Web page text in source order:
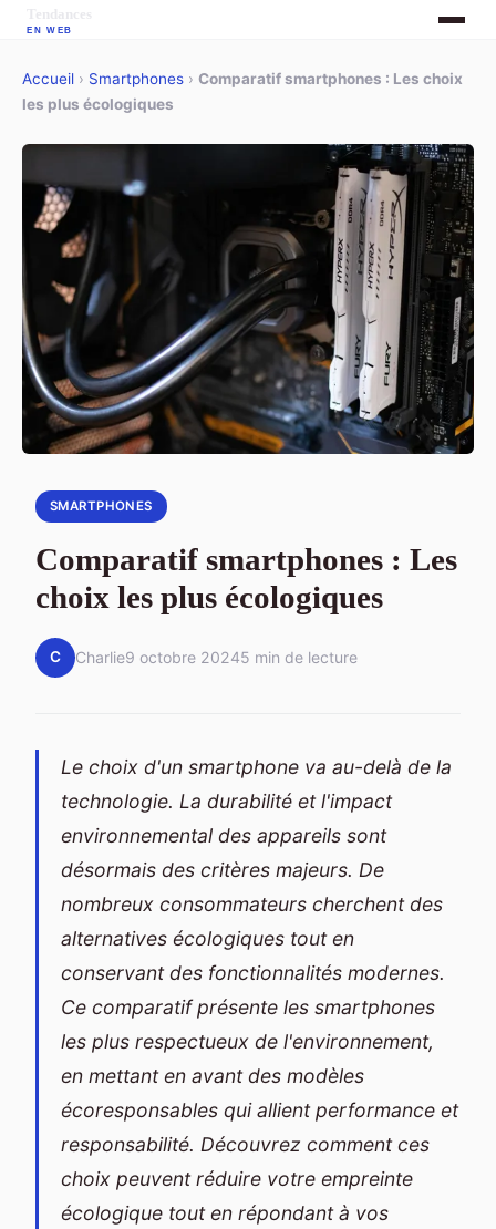
Accueil › Smartphones › Comparatif smartphones : Les choix
les plus écologiques
SMARTPHONES
Comparatif smartphones : Les
choix les plus écologiques
C Charlie9 octobre 20245 min de lecture
Le choix d'un smartphone va au-delà de la
technologie. La durabilité et l'impact
environnemental des appareils sont
désormais des critères majeurs. De
nombreux consommateurs cherchent des
alternatives écologiques tout en
conservant des fonctionnalités modernes.
Ce comparatif présente les smartphones
les plus respectueux de l'environnement,
en mettant en avant des modèles
écoresponsables qui allient performance et
responsabilité. Découvrez comment ces
choix peuvent réduire votre empreinte
écologique tout en répondant à vos